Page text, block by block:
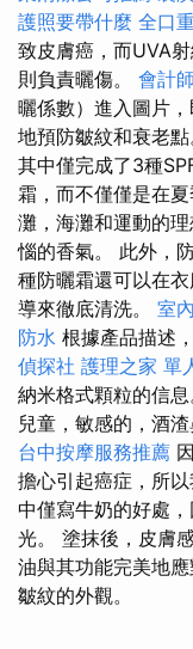
護照要帶什麼 全口
致皮膚癌，而UVA
則負責曬傷。 會計
曬係數）進入圖片
地預防皺紋和衰老
其中僅完成了3種
霜，而不僅僅是在
灘，海灘和運動的
惱的香氣。 此外，
種防曬霜還可以在
導來徹底清洗。 室
防水 根據產品描述
偵探社 護理之家 單
納米格式顆粒的信息
兒童，敏感的，酒
台中按摩服務推薦
擔心引起癌症，所
中僅寫牛奶的好處
光。 塗抹後，皮膚
油與其功能完美地
皺紋的外觀。